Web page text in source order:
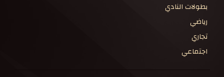
بطولات النادي
رياضي
تجاري
اجتماعي